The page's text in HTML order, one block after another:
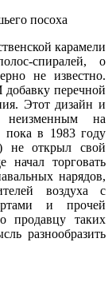
карамели
спиралей, о
не известно.
перечной
Этот дизайн и
неизменным на
в 1983 году
не открыл свой
начал торговать
нарядов,
воздуха с
и прочей
продавцу таких
разнообразить